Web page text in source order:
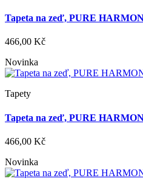
Tapeta na zeď, PURE
466,00 Kč
Novinka
Tapety
Tapeta na zeď, PURE
466,00 Kč
Novinka